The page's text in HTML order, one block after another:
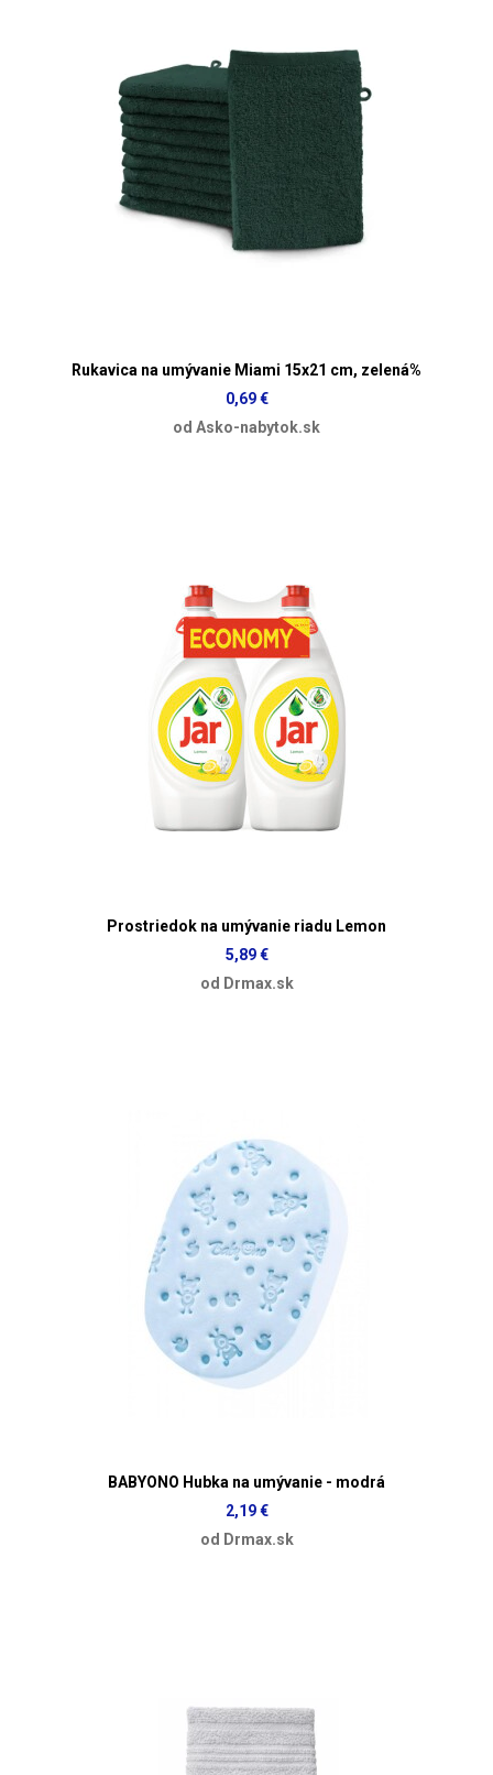
Rukavica na umývanie Miami 15x21 cm, zelená%
0,69 €
od Asko-nabytok.sk
Prostriedok na umývanie riadu Lemon
5,89 €
od Drmax.sk
BABYONO Hubka na umývanie - modrá
2,19 €
od Drmax.sk